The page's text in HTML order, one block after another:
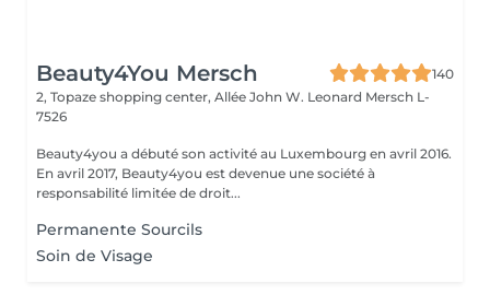
Beauty4You Mersch
140
2, Topaze shopping center, Allée John W. Leonard Mersch L-
7526
Beauty4you a débuté son activité au Luxembourg en avril 2016.
En avril 2017, Beauty4you est devenue une société à
responsabilité limitée de droit...
Permanente Sourcils
Soin de Visage